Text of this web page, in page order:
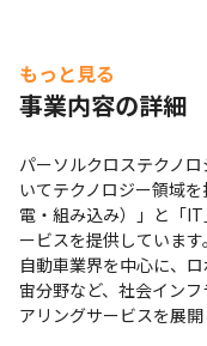
もっと見る
事業内容の詳細
パーソルクロステクノ
いてテクノロジー領域
電・組み込み）」と「
ービスを提供しています。
自動車業界を中心に、
宙分野など、社会イン
アリングサービスを展開